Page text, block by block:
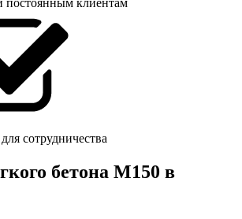
постоянным клиентам
сотрудничества
бетона М150 в